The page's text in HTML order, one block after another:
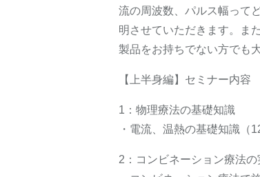
流の周波数、パルス幅って
明させていただきます。ま
製品をお持ちでない方でも
【上半身編】セミナー内容
1：物理療法の基礎知識
・電流、温熱の基礎知識（
2：コンビネーション療法の